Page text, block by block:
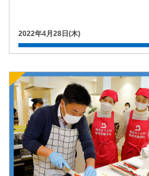
2022年4月28日(木)